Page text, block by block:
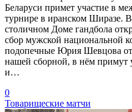
Беларуси примет участие в
турнире в иранском Ширазе. В
столичном Доме гандбола
сбор мужской национальной
подопечные Юрия Шевцова
нашей сборной, в нём примут
и…
0
Товарищеские матчи